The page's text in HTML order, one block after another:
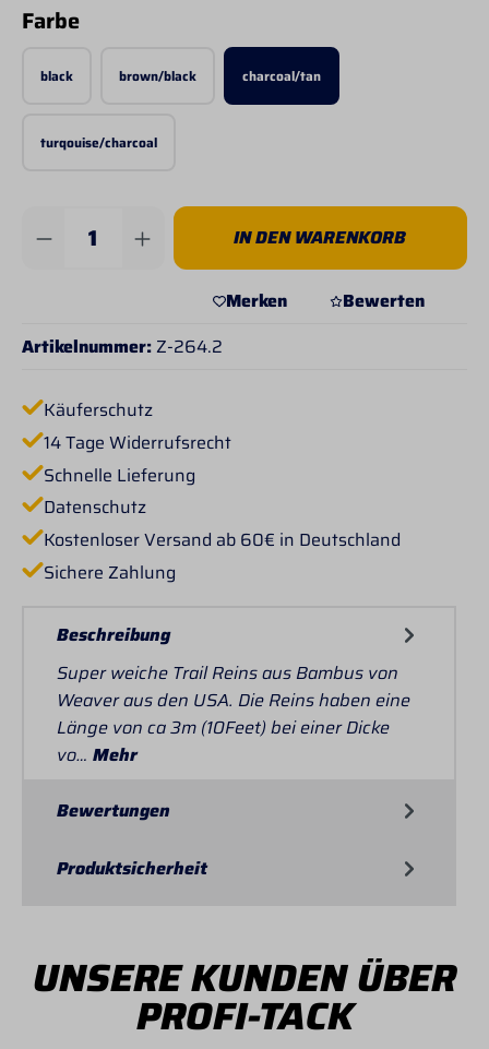
Farbeauswählen
black brown/black charcoal/tan
turqouise/charcoal
Produkt Anzahl: Gib den gewünschten
IN DEN WARENKORB
Merken
Bewerten
Artikelnummer:Z-264.2
Käuferschutz
14 Tage Widerrufsrecht
Schnelle Lieferung
Datenschutz
Kostenloser Versand ab 60€ in Deutschland
Sichere Zahlung
Beschreibung
Super weiche Trail Reins aus Bambus von
Weaver aus den USA. Die Reins haben eine
Länge von ca 3m (10Feet) bei einer Dicke
vo… Mehr
Bewertungen
Produktsicherheit
UNSERE KUNDEN ÜBER
PROFI-TACK